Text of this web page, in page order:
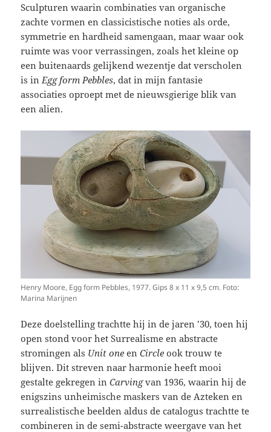
Sculpturen waarin combinaties van organische
zachte vormen en classicistische noties als orde,
symmetrie en hardheid samengaan, maar waar ook
ruimte was voor verrassingen, zoals het kleine op
een buitenaards gelijkend wezentje dat verscholen
is in Egg form Pebbles, dat in mijn fantasie
associaties oproept met de nieuwsgierige blik van
een alien.
Henry Moore, Egg form Pebbles, 1977. Gips 8 x 11 x 9,5 cm. Foto:
Marina Marijnen
Deze doelstelling trachtte hij in de jaren ’30, toen hij
open stond voor het Surrealisme en abstracte
stromingen als Unit one enCircle ook trouw te
blijven. Dit streven naar harmonie heeft mooi
gestalte gekregen inCarvingvan 1936, waarin hij de
enigszins unheimische maskers van de Azteken en
surrealistische beelden aldus de catalogus trachtte te
combineren in de semi-abstracte weergave van het